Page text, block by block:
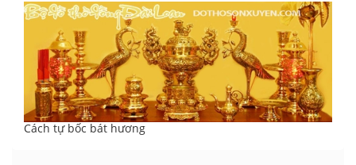
Cách tự bốc bát hương